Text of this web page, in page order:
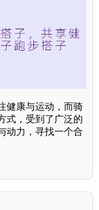
健康与运动，而骑
式，受到了广泛的
动力，寻找一个合